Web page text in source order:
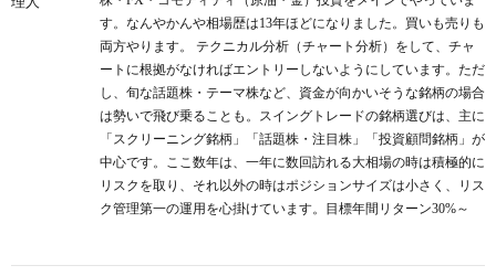
す。なんやかんや相場歴は13年ほどになりました。買いも売りも
両方やります。 テクニカル分析（チャート分析）をして、チャ
ートに根拠がなければエントリーしないようにしています。ただ
し、旬な話題株・テーマ株など、資金が向かいそうな銘柄の場合
は勢いで飛び乗ることも。スイングトレードの銘柄選びは、主に
「スクリーニング銘柄」
「話題株・注目株」 「投資顧問銘柄」 が
中心です。ここ数年は、一年に数回訪れる大相場の時は積極的に
リスクを取り、それ以外の時はポジションサイズは小さく、リス
ク管理第一の運用を心掛けています。目標年間リターン30%～